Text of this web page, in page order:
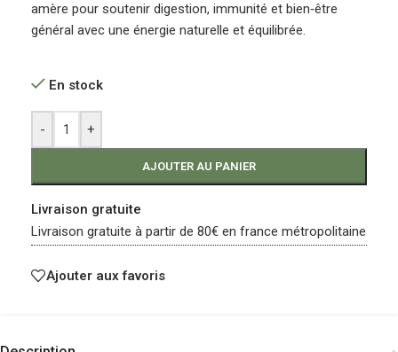
amère pour soutenir digestion, immunité et bien‑être
général avec une énergie naturelle et équilibrée.
En stock
- +
AJOUTER AU PANIER
Livraison gratuite
Livraison gratuite à partir de 80€ en france métropolitaine
Ajouter aux favoris